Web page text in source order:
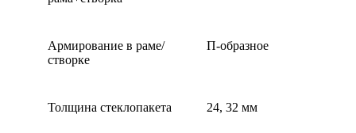
Армирование в раме/
створке
П-образное
Толщина стеклопакета 24, 32 мм